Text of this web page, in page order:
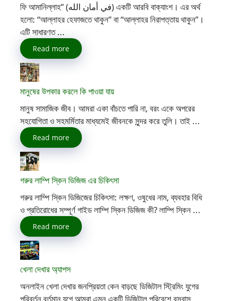
ফি আমানিল্লাহ” (في أمان الله) একটি আরবি বাক্যাংশ। এর অর্থ
হলো: “আল্লাহর হেফাজতে থাকুন” বা “আল্লাহর নিরাপত্তায় থাকুন”।
এটি সাধারণত ...
Read more
মানুষের উপকার করলে কি পাওয়া যায়
মানুষ সামাজিক জীব। আমরা একা বাঁচতে পারি না, বরং একে অপরের
সহযোগিতা ও সহমর্মিতার মাধ্যমেই জীবনকে সুন্দর করে তুলি। তাই ...
Read more
গরুর লাম্পি স্কিন ডিজিজ এর চিকিৎসা
গরুর লাম্পি স্কিন ডিজিজের চিকিৎসা: লক্ষণ, ওষুধের নাম, ব্যবহার বিধি
ও প্রতিরোধের সম্পূর্ণ গাইড লাম্পি স্কিন ডিজিজ কী? লাম্পি স্কিন ...
Read more
খেলা দেখার অ্যাপস
অনলাইন খেলা দেখার জনপ্রিয়তা কেন বাড়ছে ডিজিটাল স্ট্রিমিং যুগের
পরিবর্তন বর্তমান যুগে আমরা এমন একটি ডিজিটাল পরিবেশে বসবাস